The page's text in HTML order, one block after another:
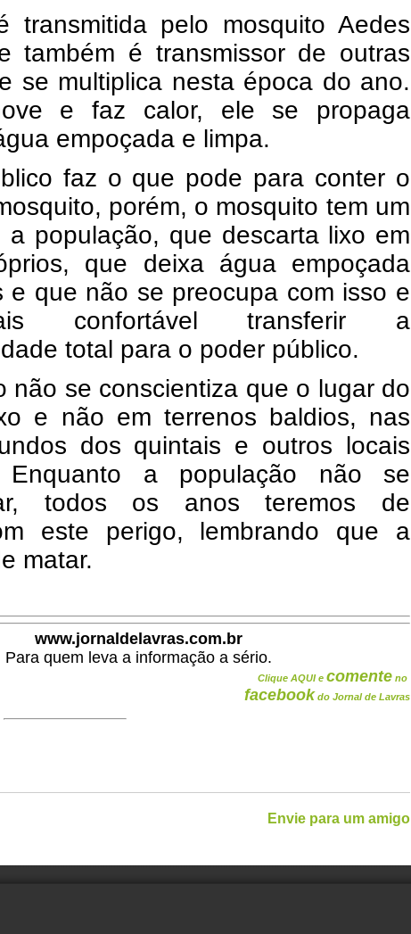
transmitida pelo mosquito Aedes
também é transmissor de outras
se multiplica nesta época do ano.
e faz calor, ele se propaga
empoçada e limpa.
faz o que pode para conter o
porém, o mosquito tem um
a população, que descarta lixo em
que deixa água empoçada
e que não se preocupa com isso e
confortável transferir a
total para o poder público.
não se conscientiza que o lugar do
e não em terrenos baldios, nas
dos quintais e outros locais
Enquanto a população não se
todos os anos teremos de
este perigo, lembrando que a
matar.
www.jornaldelavras.com.br
Para quem leva a informação a sério.
Clique AQUI e comente no
facebook do Jornal de Lavras
Envie para um amigo